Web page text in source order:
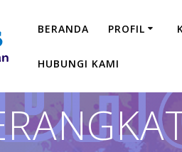
BERANDA PROFIL
HUBUNGI KAMI